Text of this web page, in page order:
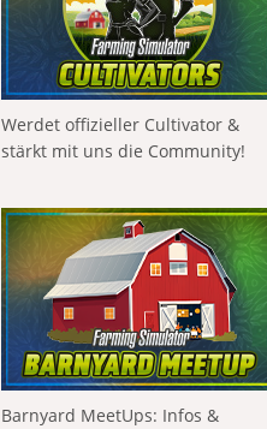
Werdet offizieller Cultivator &
stärkt mit uns die Community!
Barnyard MeetUps: Infos &